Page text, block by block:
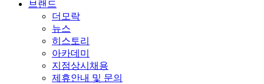
브랜드
더모락
뉴스
히스토리
아카데미
지점상시채용
제휴안내 및 문의